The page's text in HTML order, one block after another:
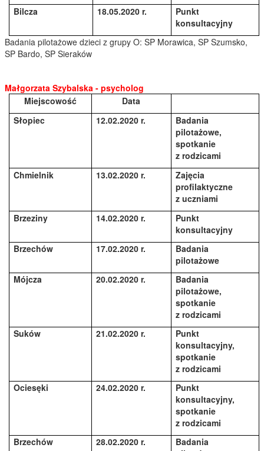
Bilcza
18.05.2020 r.
Punkt
konsultacyjny
Badania pilotażowe dzieci z grupy O: SP Morawica, SP Szumsko,
SP Bardo, SP Sieraków
Małgorzata Szybalska - psycholog
Miejscowość
Data
Słopiec
12.02.2020 r.
Badania
pilotażowe,
spotkanie
z rodzicami
Chmielnik
13.02.2020 r.
Zajęcia
profilaktyczne
z uczniami
Brzeziny
14.02.2020 r.
Punkt
konsultacyjny
Brzechów
17.02.2020 r.
Badania
pilotażowe
Mójcza
20.02.2020 r.
Badania
pilotażowe,
spotkanie
z rodzicami
Suków
21.02.2020 r.
Punkt
konsultacyjny,
spotkanie
z rodzicami
Ociesęki
24.02.2020 r.
Punkt
konsultacyjny,
spotkanie
z rodzicami
Brzechów
28.02.2020 r.
Badania